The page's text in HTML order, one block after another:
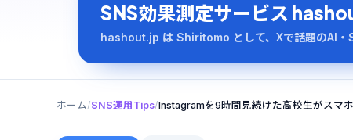
SNS効果測定サービス
hashout.jp は Shiritomo として、Xで話題のAI・
ホーム/SNS運用Tips/